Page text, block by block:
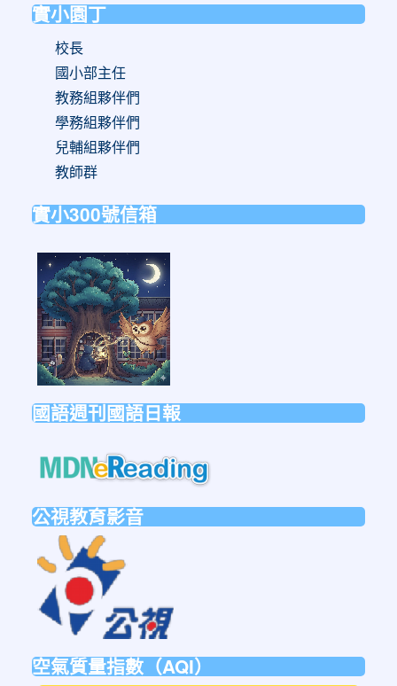
實小園丁
校長
國小部主任
教務組夥伴們
學務組夥伴們
兒輔組夥伴們
教師群
實小300號信箱
https://forms.gle/sb6qss7apF2uRjVc7
國語週刊國語日報
公視教育影音
空氣質量指數（AQI）